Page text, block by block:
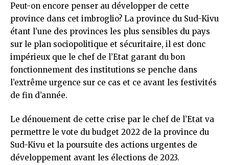
Peut-on encore penser au développer de cette
province dans cet imbroglio? La province du Sud-Kivu
étant l’une des provinces les plus sensibles du pays
sur le plan sociopolitique et sécuritaire, il est donc
impérieux que le chef de l’Etat garant du bon
fonctionnement des institutions se penche dans
l’extrême urgence sur ce cas et ce avant les festivités
de fin d’année.
Le dénouement de cette crise par le chef de l’Etat va
permettre le vote du budget 2022 de la province du
Sud-Kivu et la poursuite des actions urgentes de
développement avant les élections de 2023.